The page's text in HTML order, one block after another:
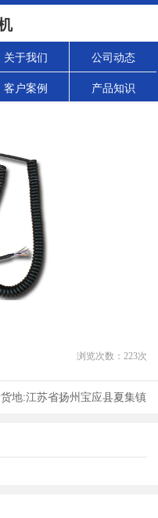
关于我们 公司动态
客户案例 产品知识
浏览次数： 223次
地:江苏省扬州宝应县夏集镇